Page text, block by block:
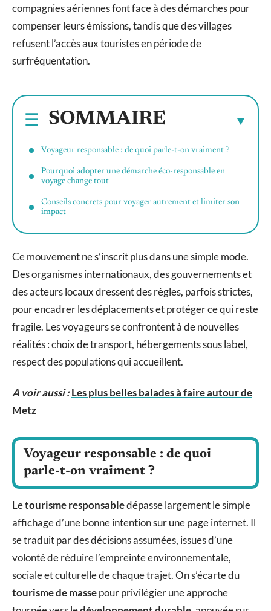
compagnies aériennes font face à des démarches pour
compenser leurs émissions, tandis que des villages
refusent l’accès aux touristes en période de
surfréquentation.
SOMMAIRE
Voyageur responsable : de quoi parle-t-on vraiment ?
Pourquoi adopter une démarche éco-responsable en
voyage change tout
Conseils concrets pour voyager autrement et limiter son
impact
Ce mouvement ne s’inscrit plus dans une simple mode.
Des organismes internationaux, des gouvernements et
des acteurs locaux dressent des règles, parfois strictes,
pour encadrer les déplacements et protéger ce qui reste
fragile. Les voyageurs se confrontent à de nouvelles
réalités : choix de transport, hébergements sous label,
respect des populations qui accueillent.
A voir aussi :Les plus belles balades à faire autour de
Metz
Voyageur responsable : de quoi
parle-t-on vraiment ?
Letourisme responsabledépasse largement le simple
affichage d’une bonne intention sur une page internet. Il
se traduit par des décisions assumées, issues d’une
volonté de réduire l’empreinte environnementale,
sociale et culturelle de chaque trajet. On s’écarte du
tourisme de massepour privilégier une approche